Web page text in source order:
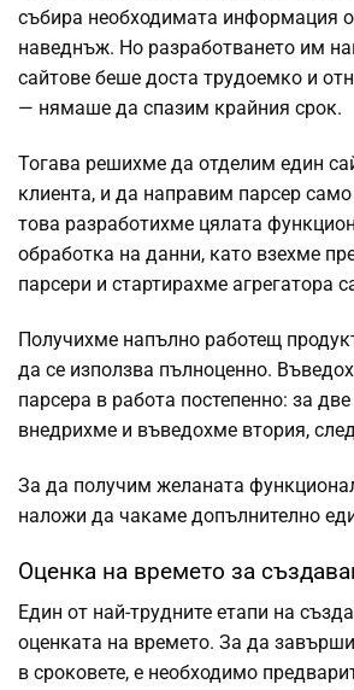
събира необходимата информация
наведнъж. Но разработването им
сайтове беше доста трудоемко и
— нямаше да спазим крайния срок.
Тогава решихме да отделим един
клиента, и да направим парсер само
това разработихме цялата
обработка на данни, като взехме
парсери и стартирахме агрегатора
Получихме напълно работещ
да се използва пълноценно.
парсера в работа постепенно: за
внедрихме и въведохме втория,
За да получим желаната
наложи да чакаме допълнително
Оценка на времето за
Един от най-трудните етапи на
оценката на времето. За да
в сроковете, е необходимо